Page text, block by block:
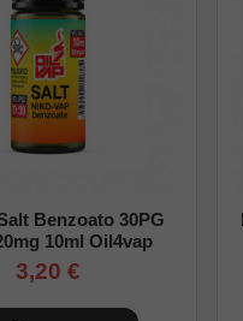
Benzoato 30PG
10ml Oil4vap
3,20 €